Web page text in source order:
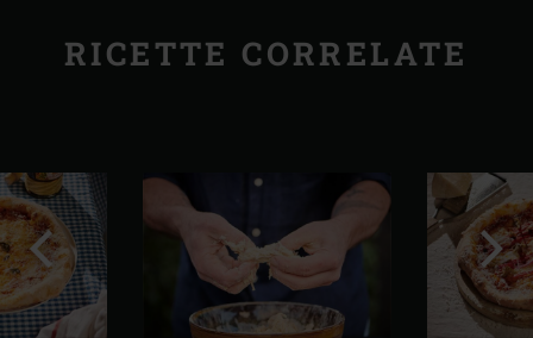
RICETTE CORRELATE
Precedente